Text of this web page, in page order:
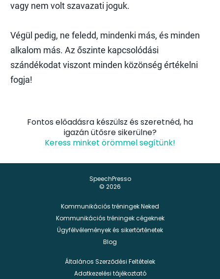
vagy nem volt szavazati joguk.
Végül pedig, ne feledd, mindenki más, és minden
alkalom más. Az őszinte kapcsolódási
szándékodat viszont minden közönség értékelni
fogja!
Fontos előadásra készülsz és szeretnéd, ha
igazán ütősre sikerülne?
Keress minket örömmel segítünk!
SpeechPresso
© 2026
Kommunikációs tréningek Neked
Kommunikációs tréningek cégeknek
Ügyfélvélemények és sikertörténetek
Blog
Általános Szerződési Feltételek
Adatkezelési tájékoztató